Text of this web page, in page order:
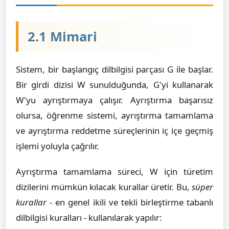
2.1 Mimari
Sistem, bir başlangıç dilbilgisi parçası G ile başlar.
Bir girdi dizisi W sunulduğunda, G'yi kullanarak
W'yu ayrıştırmaya çalışır. Ayrıştırma başarısız
olursa, öğrenme sistemi, ayrıştırma tamamlama
ve ayrıştırma reddetme süreçlerinin iç içe geçmiş
işlemi yoluyla çağrılır.
Ayrıştırma tamamlama süreci, W için türetim
dizilerini mümkün kılacak kurallar üretir. Bu, süper
kurallar - en genel ikili ve tekli birleştirme tabanlı
dilbilgisi kuralları - kullanılarak yapılır: